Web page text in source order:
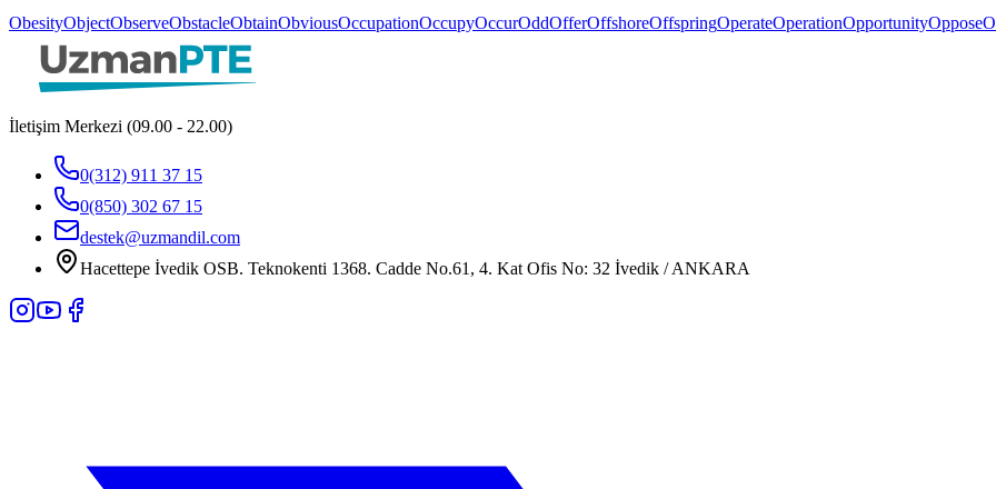
ObesityObjectObserveObstacleObtainObviousOccupationOccupyOccurOddOfferOffshoreOffspringOperateOperationOpportunityOppose
İletişim Merkezi (09.00 - 22.00)
0(312) 911 37 15
0(850) 302 67 15
destek@uzmandil.com
Hacettepe İvedik OSB. Teknokenti 1368. Cadde No.61, 4. Kat Ofis No: 32 İvedik / ANKARA